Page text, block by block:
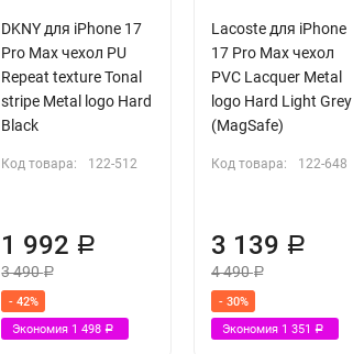
DKNY для iPhone 17
Pro Max чехол PU
Repeat texture Tonal
stripe Metal logo Hard
Black
Код товара: 122-512
1 992 Р
3 490Р
- 42%
Экономия 1 498Р
Lacoste для iPhone
17 Pro Max чехол
PVC Lacquer Metal
logo Hard Light Grey
(MagSafe)
Код товара: 122-648
3 139 Р
4 490Р
- 30%
Экономия 1 351Р